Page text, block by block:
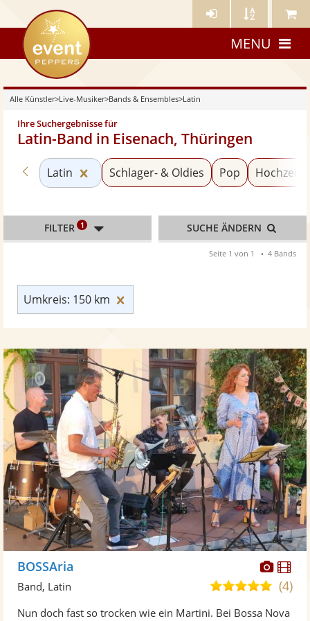
Künstler- Künstler Meine
eventpeppers
MENU
Alle Künstler>Live-Musiker>Bands & Ensembles>Latin
Ihre Suchergebnisse für
Latin-Band in Eisenach, Thüringen
Zurück zu «Bands & Ensembles»
Latin Kategorie «Latin» zurücksetzen
Schlager- & Oldies Pop
Umkreis: 150 km
FILTER 1 SUCHE ÄNDERN
Seite 1 von 1 4 Bands
Fotos
BOSSAria
4,9(4)
Band, Latin
Nun doch fast so trocken wie ein Martini. Bei Bossa Nova